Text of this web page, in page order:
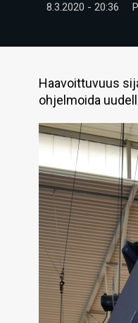
8.3.2020 - 20:36
Haavoittuvuus
ohjelmoida